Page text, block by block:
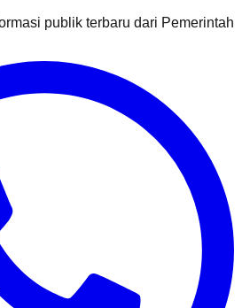
publik terbaru dari Pemerintah